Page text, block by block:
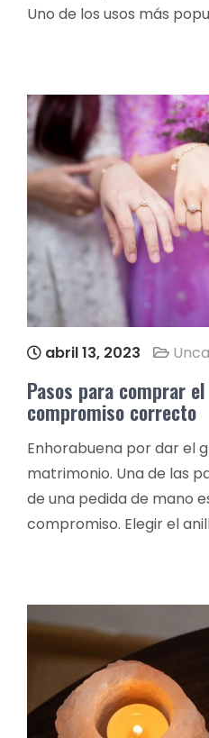
Uno de los usos más
abril 13, 2023
Pasos para comprar
compromiso correcto
Enhorabuena por dar el
matrimonio. Una de las
de una pedida de mano
compromiso. Elegir el